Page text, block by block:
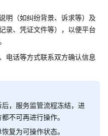
明（如纠纷背景、诉求等）及
录、凭证文件等），以便平台
电话等方式联系双方确认信息
，服务监管流程冻结，进
不可再进行操作。
复为可操作状态。